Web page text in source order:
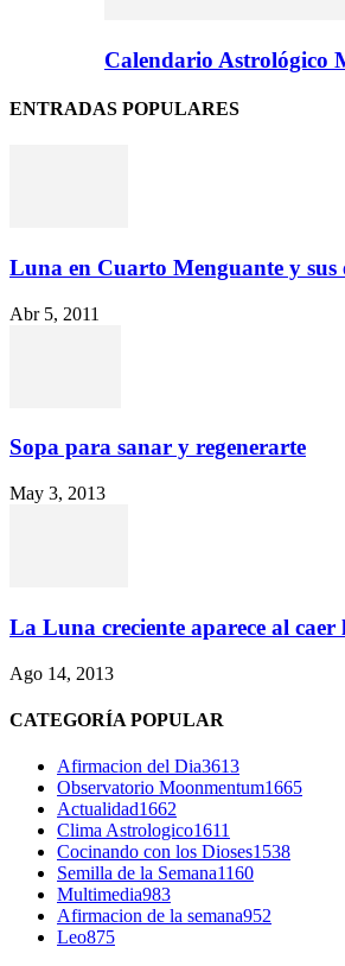
Calendario Astrológico
ENTRADAS POPULARES
Luna en Cuarto Menguante y sus
Abr 5, 2011
Sopa para sanar y regenerarte
May 3, 2013
La Luna creciente aparece al caer
Ago 14, 2013
CATEGORÍA POPULAR
Afirmacion del Dia3613
Observatorio Moonmentum1665
Actualidad1662
Clima Astrologico1611
Cocinando con los Dioses1538
Semilla de la Semana1160
Multimedia983
Afirmacion de la semana952
Leo875